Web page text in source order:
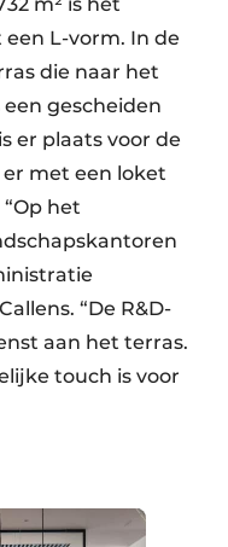
L-vorm. In de
die naar het
gescheiden
er plaats voor de
met een loket
het
“De R&D-
aan het terras.
touch is voor